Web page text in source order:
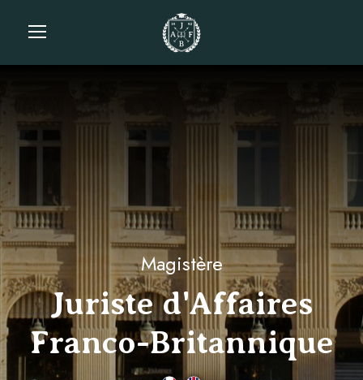
Magistère
Juriste d'Affaires
Franco-Britannique